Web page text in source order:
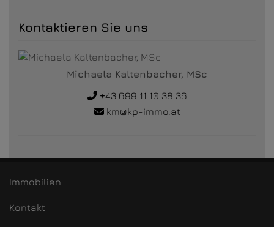
Kontaktieren Sie uns
Michaela Kaltenbacher, MSc
+43 699 11 10 38 36
km@kp-immo.at
Immobilien
Kontakt